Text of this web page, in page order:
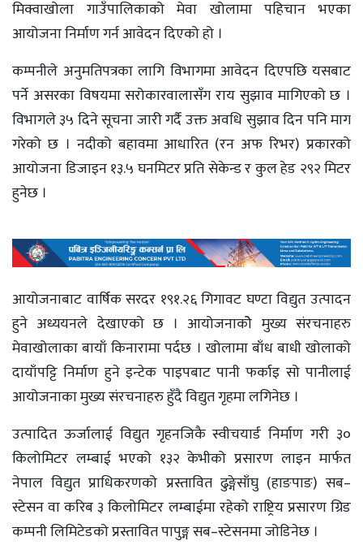
मिक्वाखोला गाउँपालिकाको मेवा खोलामा पहिचान भएका
आयोजना निर्माण गर्न आवेदन दिएको हो ।
कम्पनीले अनुमतिपत्रका लागि विभागमा आवेदन दिएपछि यसबाट
पर्ने असरका विषयमा सरोकारवालासँग राय सुझाव मागिएको छ ।
विभागले ३५ दिने सूचना जारी गर्दै उक्त अवधि सुझाव दिन पनि माग
गरेको छ । नदीको बहावमा आधारित (रन अफ रिभर) प्रकारको
आयोजना डिजाइन १३.५ घनमिटर प्रति सेकेन्ड र कुल हेड २९२ मिटर
हुनेछ ।
आयोजनाबाट वार्षिक सरदर १९१.२६ गिगावट घण्टा विद्युत उत्पादन
हुने अध्ययनले देखाएको छ । आयोजनाकोे मुख्य संरचनाहरु
मेवाखोलाका बायाँ किनारामा पर्दछ । खोलामा बाँध बाधी खोलाको
दायाँपट्टि निर्माण हुने इन्टेक पाइपबाट पानी फर्काइ सो पानीलाई
आयोजनाका मुख्य संरचनाहरु हुँदै विद्युत गृहमा लगिनेछ ।
उत्पादित ऊर्जालाई विद्युत गृहनजिकै स्वीचयार्ड निर्माण गरी ३०
किलोमिटर लम्बाई भएको १३२ केभीको प्रसारण लाइन मार्फत
नेपाल विद्युत प्राधिकरणको प्रस्तावित ढुङ्गेसाँघु (हाङपाङ) सब–
स्टेसन वा करिब ३ किलोमिटर लम्बाईमा रहेको राष्ट्रिय प्रसारण ग्रिड
कम्पनी लिमिटेडको प्रस्तावित पापुङ्ग सब–स्टेसनमा जोडिनेछ ।